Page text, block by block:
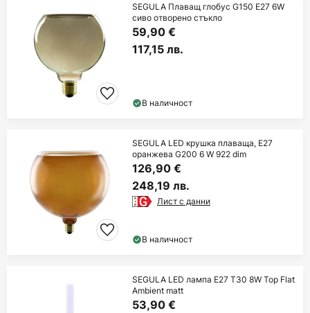
SEGULA Плаващ глобус G150 E27 6W
сиво отворено стъкло
59,90 €
117,15 лв.
В наличност
SEGULA LED крушка плаваща, E27
оранжева G200 6 W 922 dim
126,90 €
248,19 лв.
Лист с данни
В наличност
SEGULA LED лампа E27 T30 8W Top Flat
Ambient matt
53,90 €